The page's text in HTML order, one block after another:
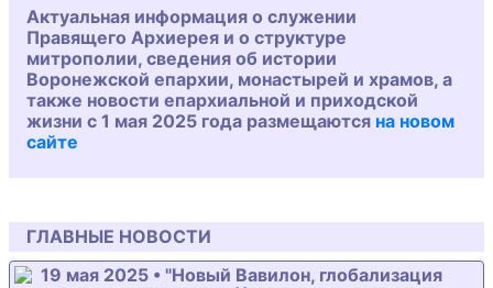
Актуальная информация о служении
Правящего Архиерея и о структуре
митрополии, сведения об истории
Воронежской епархии, монастырей и храмов, а
также новости епархиальной и приходской
жизни с 1 мая 2025 года размещаются на новом
сайте
ГЛАВНЫЕ НОВОСТИ
19 мая 2025 • "Новый Вавилон, глобализация